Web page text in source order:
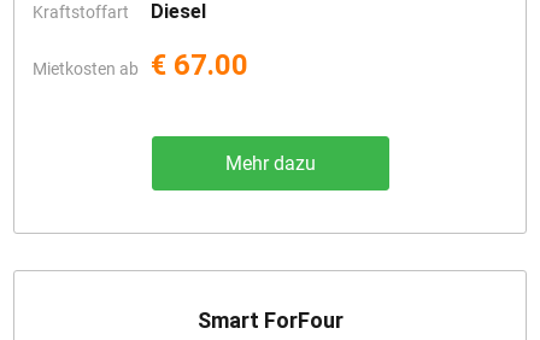
Kraftstoffart Diesel
Mietkosten ab € 67.00
Mehr dazu
Smart ForFour